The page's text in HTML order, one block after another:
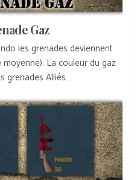
Gaz
les grenades deviennent
La couleur du gaz
grenades Alliés…